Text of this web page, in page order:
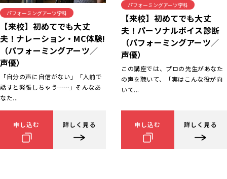
パフォーミングアーツ学科
【来校】初めてでも大丈
夫！ナレーション・MC体験!
（パフォーミングアーツ／
声優）
「自分の声に自信がない」「人前で
話すと緊張しちゃう……」そんなあ
なた...
申し込む 詳しく見る
パフォーミングアーツ学科
【来校】初めてでも大丈
夫！パーソナルボイス診断
（パフォーミングアーツ／
声優）
この講座では、プロの先生があなた
の声を聴いて、「実はこんな役が向
いて...
申し込む 詳しく見る